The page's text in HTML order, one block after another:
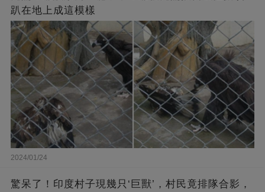
趴在地上成這模樣
2024/01/24
驚呆了！印度村子現幾只‘巨獸’，村民竟排隊合影，